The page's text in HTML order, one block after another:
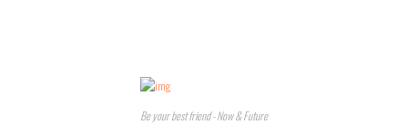
Be your best friend - Now & Future